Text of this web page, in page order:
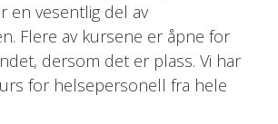
en vesentlig del av
Flere av kursene er åpne for
dersom det er plass. Vi har
for helsepersonell fra hele